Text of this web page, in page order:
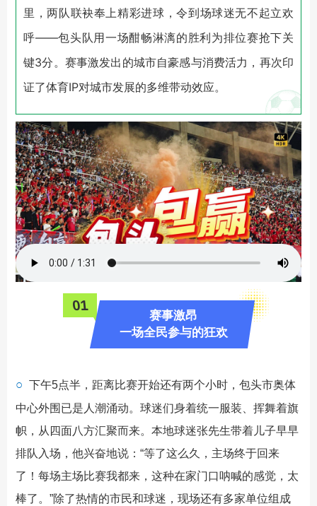
里，两队联袂奉上精彩进球，令到场球迷无不起立欢
呼——包头队用一场酣畅淋漓的胜利为排位赛抢下关
键3分。赛事激发出的城市自豪感与消费活力，再次印
证了体育IP对城市发展的多维带动效应。
01
赛事激昂
一场全民参与的狂欢
○ 下午5点半，距离比赛开始还有两个小时，包头市奥体
中心外围已是人潮涌动。球迷们身着统一服装、挥舞着旗
帜，从四面八方汇聚而来。本地球迷张先生带着儿子早早
排队入场，他兴奋地说：“等了这么久，主场终于回来
了！每场主场比赛我都来，这种在家门口呐喊的感觉，太
棒了。”除了热情的市民和球迷，现场还有多家单位组成